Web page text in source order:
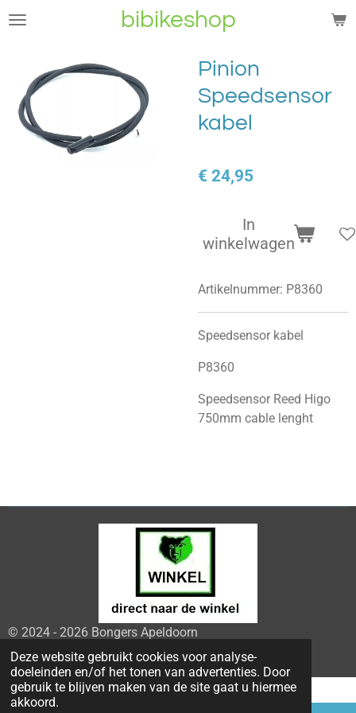
Deze website gebruikt cookies voor analyse-
doeleinden en/of het tonen van advertenties. Door
gebruik te blijven maken van de site gaat u hiermee
akkoord.
Ga
hoofdinhoud
bibikeshop
Pinion
Speedsensor
kabel
€ 24,95
In
winkelwagen
Artikelnummer: P8360
Speedsensor kabel
P8360
Speedsensor Reed Higo
750mm cable lenght
© 2024 - 2026 Bongers Apeldoorn
Powered byJouwWeb